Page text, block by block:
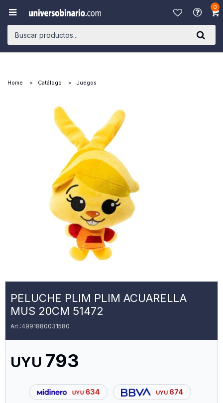
0

Home Catálogo Juegos
PELUCHE PLIM PLIM ACUARELLA
MUS 20CM 51472
4991880031580
UYU 793
UYU 634 UYU 674